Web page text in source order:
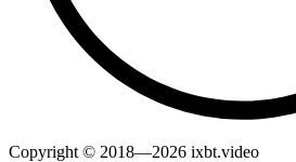
Copyright © 2018—2026 ixbt.video